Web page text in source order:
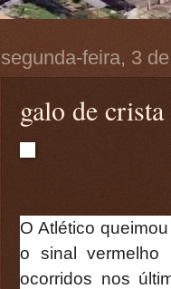
segunda-feira, 3
galo de
O Atlético
o sinal vermelho
ocorridos nos